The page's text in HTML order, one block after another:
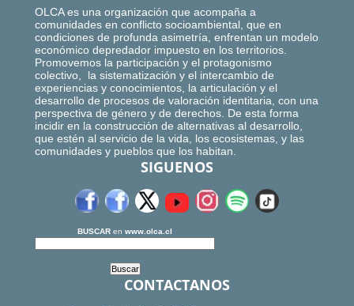
OLCA es una organización que acompaña a
comunidades en conflicto socioambiental, que en
condiciones de profunda asimetría, enfrentan un modelo
económico depredador impuesto en los territorios.
Promovemos la participación y el protagonismo
colectivo, la sistematización y el intercambio de
experiencias y conocimientos, la articulación y el
desarrollo de procesos de valoración identitaria, con una
perspectiva de género y de derechos. De esta forma
incidir en la construcción de alternativas al desarrollo,
que estén al servicio de la vida, los ecosistemas, y las
comunidades y pueblos que los habitan.
SIGUENOS
BUSCAR en www.olca.cl
CONTACTANOS